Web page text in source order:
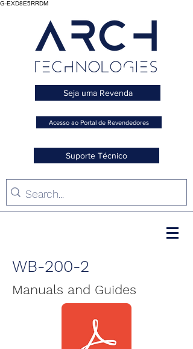
G-EXD8E5RRDM
Seja uma Revenda
Acesso ao Portal de Revendedores
Suporte Técnico
WB-200-2
Manuals and Guides